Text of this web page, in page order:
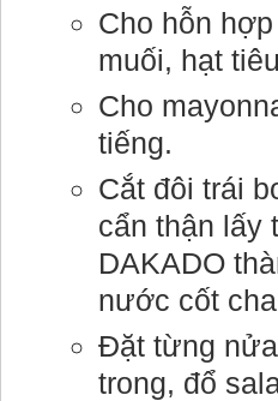
Cho hỗn
muối, hạt
Cho
tiếng.
Cắt đôi trái
cẩn thận lấy
DAKADO
nước cốt
Đặt từng
trong, đổ